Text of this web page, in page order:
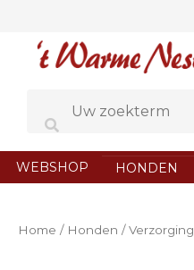
WEBSHOP HONDEN
Home / Honden / Verzorging